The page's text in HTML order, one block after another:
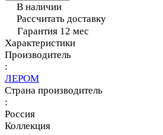
В наличии
Рассчитать доставку
Гарантия 12 мес
Характеристики
Производитель
:
ЛЕРОМ
Страна производитель
:
Россия
Коллекция